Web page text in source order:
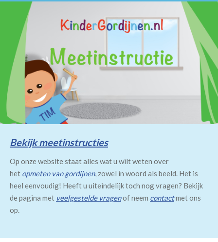
Bekijk meetinstructies
Op onze website staat alles wat u wilt weten over
het opmeten van gordijnen, zowel in woord als beeld. Het is
heel eenvoudig! Heeft u uiteindelijk toch nog vragen? Bekijk
de pagina met veelgestelde vragenof neem contactmet ons
op.